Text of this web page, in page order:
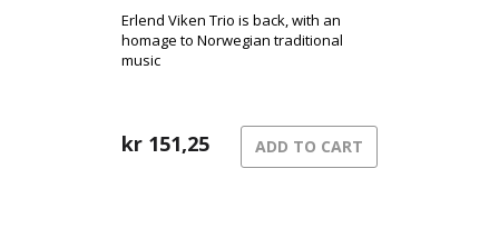
Erlend Viken Trio is back, with an
homage to Norwegian traditional
music
kr 151,25 ADD TO CART